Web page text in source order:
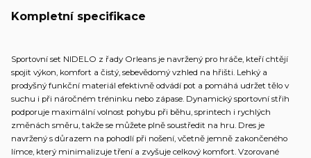
Kompletní specifikace
Sportovní set NIDELO z řady Orleans je navržený pro hráče, kteří chtějí
spojit výkon, komfort a čistý, sebevědomý vzhled na hřišti. Lehký a
prodyšný funkční materiál efektivně odvádí pot a pomáhá udržet tělo v
suchu i při náročném tréninku nebo zápase. Dynamický sportovní střih
podporuje maximální volnost pohybu při běhu, sprintech i rychlých
změnách směru, takže se můžete plně soustředit na hru. Dres je
navržený s důrazem na pohodlí při nošení, včetně jemně zakončeného
límce, který minimalizuje tření a zvyšuje celkový komfort. Vzorované